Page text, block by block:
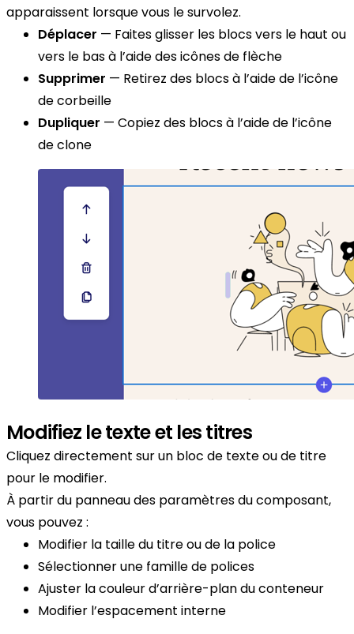
apparaissent lorsque vous le survolez.
Déplacer — Faites glisser les blocs vers le haut ou
vers le bas à l’aide des icônes de flèche
Supprimer — Retirez des blocs à l’aide de l’icône
de corbeille
Dupliquer — Copiez des blocs à l’aide de l’icône
de clone
Modifiez le texte et les titres
Cliquez directement sur un bloc de texte ou de titre
pour le modifier.
À partir du panneau des paramètres du composant,
vous pouvez :
Modifier la taille du titre ou de la police
Sélectionner une famille de polices
Ajuster la couleur d’arrière-plan du conteneur
Modifier l’espacement interne